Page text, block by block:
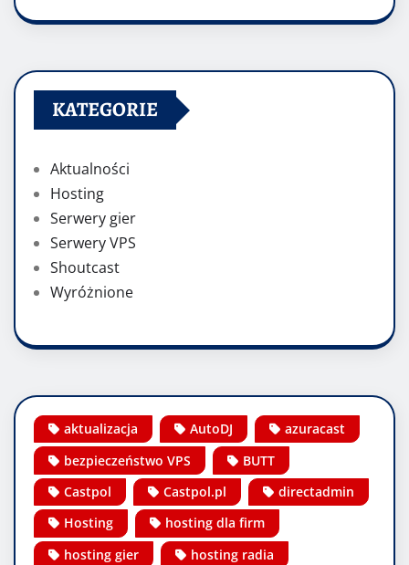
KATEGORIE
Aktualności
Hosting
Serwery gier
Serwery VPS
Shoutcast
Wyróżnione
aktualizacja AutoDJ
azuracast
bezpieczeństwo VPS
BUTT
Castpol
Castpol.pl
directadmin
Hosting
hosting dla firm
hosting gier
hosting radia